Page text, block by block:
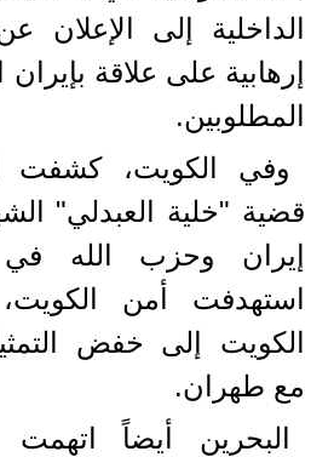
الداخلية إلى الإعلان
إرهابية على علاقة
المطلوبين.
وفي الكويت، كشفت
قضية "خلية العبدلي"
إيران وحزب الله في
استهدفت أمن
الكويت إلى خفض
مع طهران.
البحرين أيضاً